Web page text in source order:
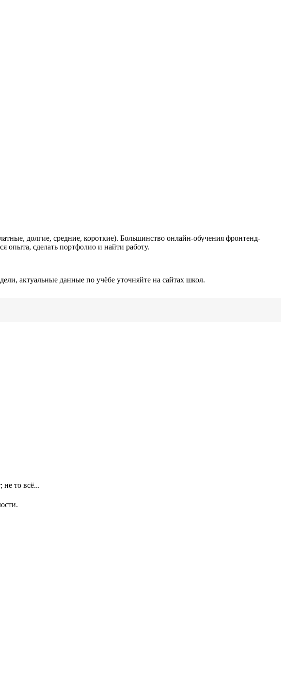
долгие, средние, короткие). Большинство онлайн-обучения фронтенд-
опыта, сделать портфолио и найти работу.
актуальные данные по учёбе уточняйте на сайтах школ.
то всё...